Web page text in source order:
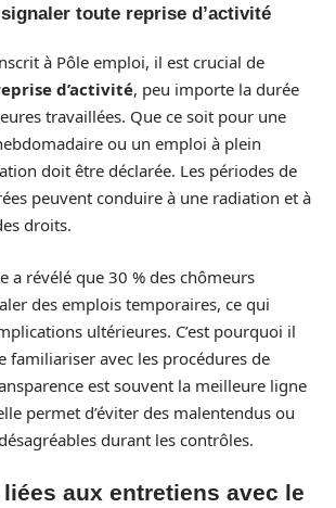
toute reprise d’activité
à Pôle emploi, il est crucial de
d’activité, peu importe la durée
travaillées. Que ce soit pour une
ou un emploi à plein
doit être déclarée. Les périodes de
peuvent conduire à une radiation et à
droits.
a révélé que 30 % des chômeurs
des emplois temporaires, ce qui
ultérieures. C’est pourquoi il
familiariser avec les procédures de
est souvent la meilleure ligne
permet d’éviter des malentendus ou
durant les contrôles.
aux entretiens avec le